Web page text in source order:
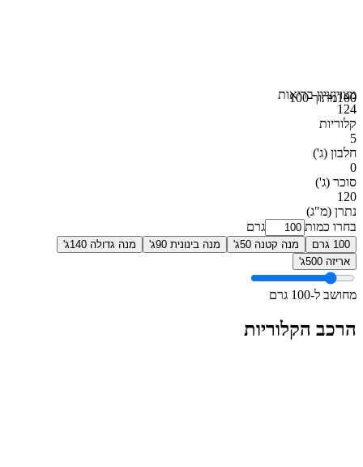
100מתוך 100מצויןציון בריאות
124
קלוריות
5
חלבון (ג')
0
סוכר (ג')
120
נתרן (מ"ג)
בחרו כמות
גרם
100 גרם מנה קטנה 50ג' מנה בינונית 90ג'
מנה גדולה 140ג'
אריזה 500ג'
מחושב ל-100 גרם
הרכב הקלוריות